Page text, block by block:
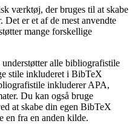
værktøj, der bruges til at skabe
er et af de mest anvendte
mange forskellige
alle bibliografistile
stile inkluderet i BibTeX
inkluderer APA,
Du kan også bruge
at skabe din egen BibTeX
fra en anden kilde.